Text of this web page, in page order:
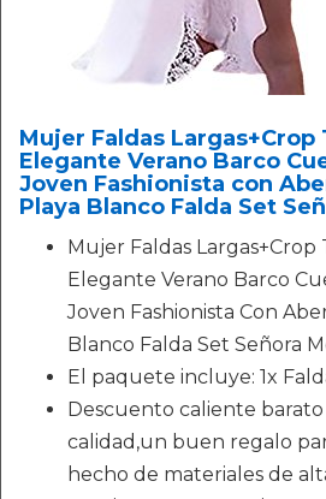
Mujer Faldas Largas+Crop
Elegante Verano Barco
Joven Fashionista con
Playa Blanco Falda Set
Mujer Faldas Largas+Crop
Elegante Verano Barco
Joven Fashionista Con
Blanco Falda Set Señora
El paquete incluye: 1x
Descuento caliente
calidad,un buen regalo
hecho de materiales de